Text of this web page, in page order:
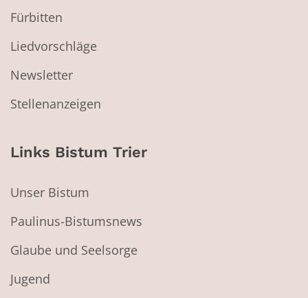
Fürbitten
Liedvorschläge
Newsletter
Stellenanzeigen
Links Bistum Trier
Unser Bistum
Paulinus-Bistumsnews
Glaube und Seelsorge
Jugend